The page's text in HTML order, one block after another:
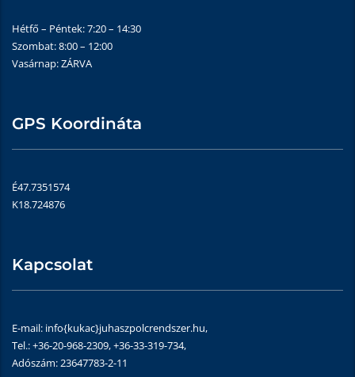
Hétfő – Péntek: 7:20 – 14:30
Szombat: 8:00 – 12:00
Vasárnap: ZÁRVA
GPS Koordináta
É47.7351574
K18.724876
Kapcsolat
E-mail: info{kukac}juhaszpolcrendszer.hu,
Tel.: +36-20-968-2309, +36-33-319-734,
Adószám: 23647783-2-11